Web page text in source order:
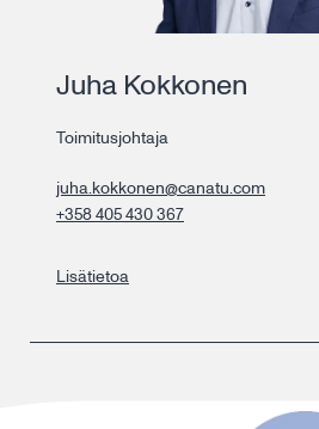
Juha Kokkonen
Toimitusjohtaja
juha.kokkonen@canatu.com
+358 405 430 367
Lisätietoa